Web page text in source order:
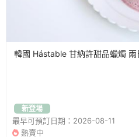
韓國 Hástable 甘納許甜品蠟燭
新登場
最早可預訂日期：2026-08-11
熱賣中